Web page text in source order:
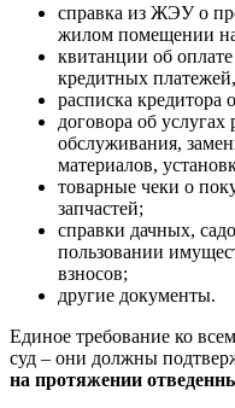
справка из ЖЭУ о
жилом помещении
квитанции об
кредитных
расписка кредитора
договора об услугах
обслуживания,
материалов,
товарные чеки о
запчастей;
справки дачных,
пользовании
взносов;
другие документы.
Единое требование ко
суд – они должны
на протяжении